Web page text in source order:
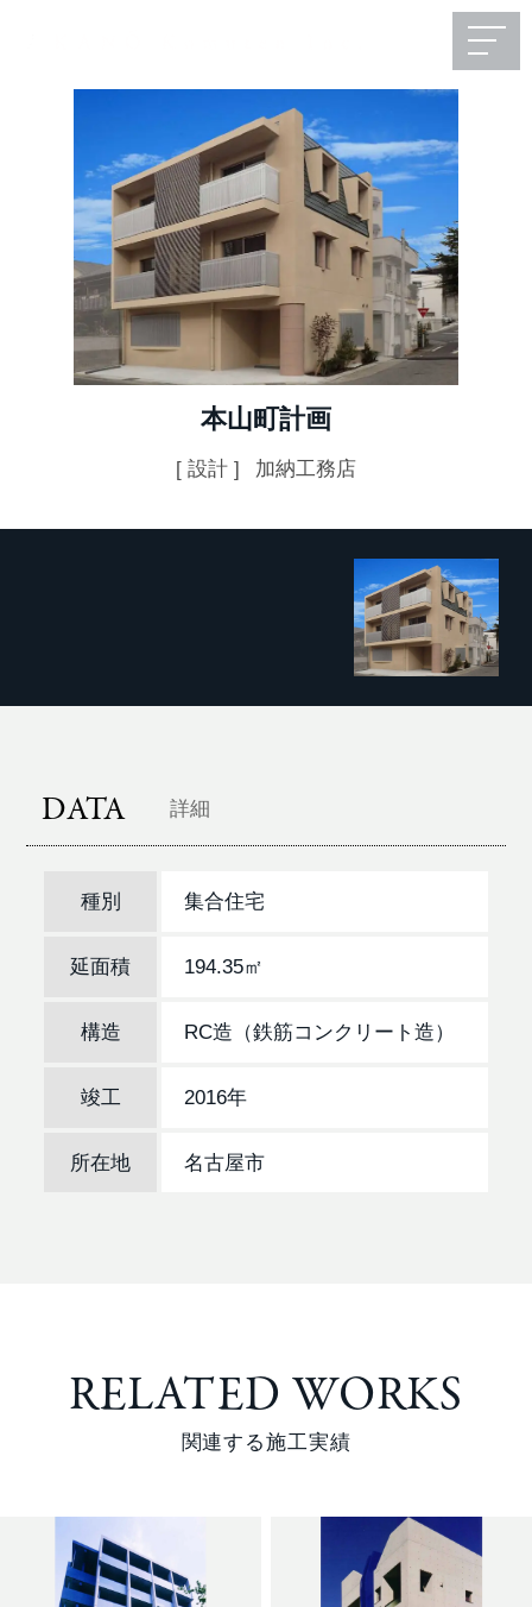
本山町計画
[ 設計 ] 加納工務店
DATA 詳細
種別 集合住宅
延面積 194.35㎡
構造 RC造（鉄筋コンクリート造）
竣工 2016年
所在地 名古屋市
RELATED WORKS
関連する施工実績